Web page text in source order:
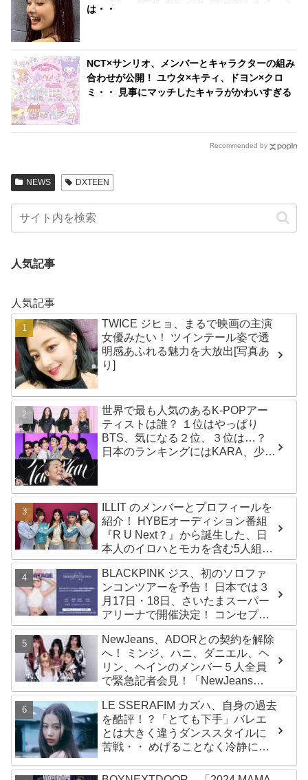
は・・
NCT×サンリオ、メンバーとキャラクターの組み
合わせが公開！ ユウタ×キティ、ドヨン×クロ
ミ・・ 見事にマッチしたキャラがかわいすぎる
Recommended by
NEWS DXTEEN
人気記事
人気記事
TWICE ジヒョ、まるで映画の主演
女優みたい！ ツインテール姿で透
明感あふれる魅力を大放出[写真あ
り]
世界で最も人気のあるK-POPアー
ティストは誰？ １位はやっぱり
BTS、気になる２位、３位は…？
日本のランキングにはKARA、少女
ILLIT のメンバーとプロフィールを
紹介！ HYBEオーディション番組
『R U Next？』から誕生した、日
本人のイロハとモカを含む5人組ガ
ールズグループ！ デビュー曲
「Magnetic」がいきなりの大ヒッ
ト
BLACKPINK ジス、初のソロファ
ンコンツアーを予告！ 日本では３
月17日・18日、さいたまスーパー
アリーナで開催決定！ コンセプト
は“愛のカケラ”！？ 14日には新ア
ルバム『AMORTAGE』もリリース
NewJeans、ADORとの契約を解除
へ！ ミンジ、ハニ、ダニエル、ヘ
リン、ヘインのメンバー５人全員
で緊急記者会見！「NewJeans
never dies!」と微笑みの宣言！
ADOR側、2029年まで契約有効と
主張
LE SSERAFIM カズハ、自身の過去
を酷評！？「とても下手」バレエ
とは大きく違うダンススタイルに
苦戦・・ めげることなく冷静に努